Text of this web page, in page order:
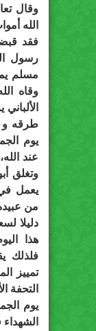
وقال
الله
فقد
رسول
مسلم
وقاه
طرقه و
يوم
عند
وتغلق
يعمل في
من
دليلا
هذا
فلذلك
تمييز
التحفة
يوم